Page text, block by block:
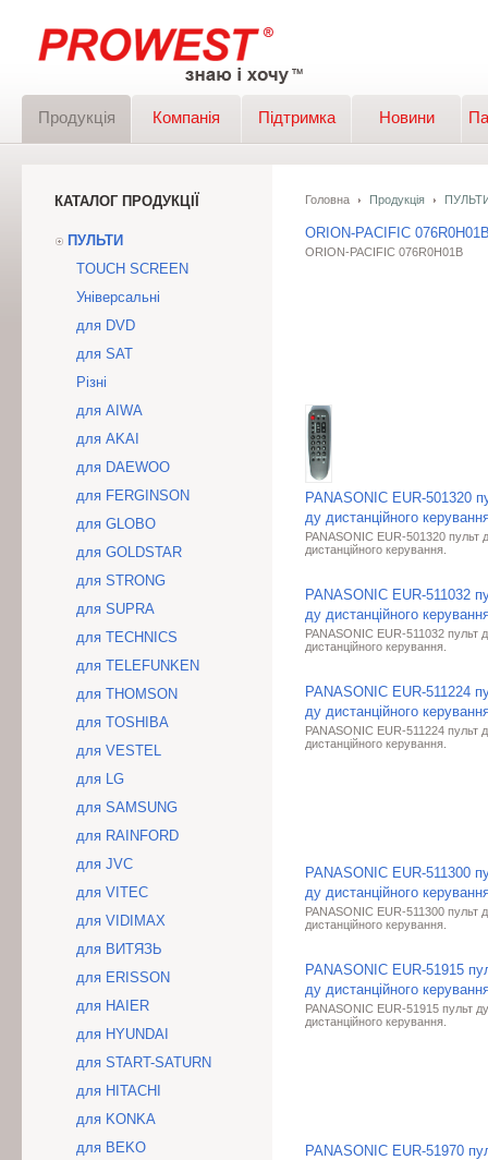
Продукція Компанія Підтримка Новини
КАТАЛОГ ПРОДУКЦІЇ
ПУЛЬТИ
TOUCH SCREEN
Універсальні
для DVD
для SAT
Різні
для AIWA
для AKAI
для DAEWOO
для FERGINSON
для GLOBO
для GOLDSTAR
для STRONG
для SUPRA
для TECHNICS
для TELEFUNKEN
для THOMSON
для TOSHIBA
для VESTEL
для LG
для SAMSUNG
для RAINFORD
для JVC
для VITEC
для VIDIMAX
для ВИТЯЗЬ
для ERISSON
для HAIER
для HYUNDAI
для START-SATURN
для HITACHI
для KONKA
для BEKO
Головна Продукція
ORION-PACIFIC
ORION-PACIFIC 076R0H01B
PANASONIC EUR-501320
ду дистанційного
PANASONIC EUR-501320 пульт
дистанційного керування.
PANASONIC EUR-511032
ду дистанційного
PANASONIC EUR-511032 пульт
дистанційного керування.
PANASONIC EUR-511224
ду дистанційного
PANASONIC EUR-511224 пульт
дистанційного керування.
PANASONIC EUR-511300
ду дистанційного
PANASONIC EUR-511300 пульт
дистанційного керування.
PANASONIC EUR-51915
ду дистанційного
PANASONIC EUR-51915 пульт ду
дистанційного керування.
PANASONIC EUR-51970